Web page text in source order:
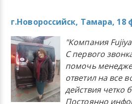
г.Новороссийск, Тамара, 18
"Компания
С первого
помочь
ответил на все
действия
Постоянно